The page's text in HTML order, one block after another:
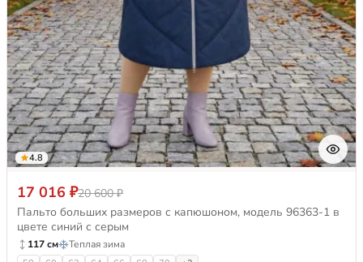
4.8
17 016 ₽20 600 ₽
Пальто больших размеров с капюшоном, модель 96363-1 в
цвете синий с серым
117 см Теплая зима